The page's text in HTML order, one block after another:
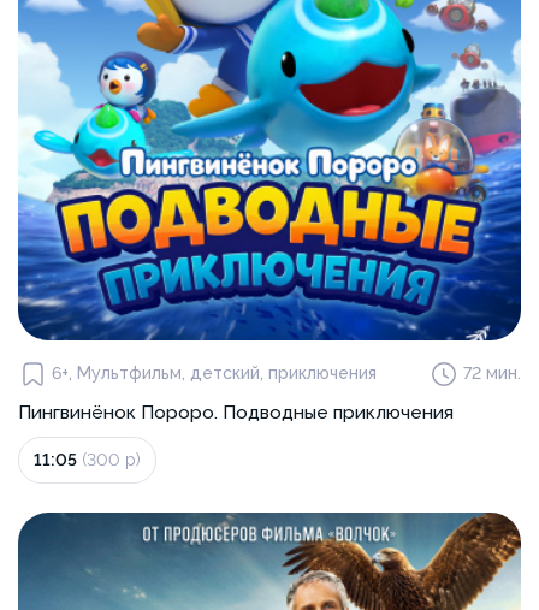
6+, Мультфильм, детский, приключения 72 мин.
Пингвинёнок Пороро. Подводные приключения
11:05 (300 р)